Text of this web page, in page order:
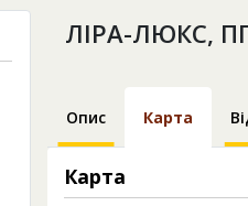
ЛІРА-ЛЮКС,
Опис Карта
Карта